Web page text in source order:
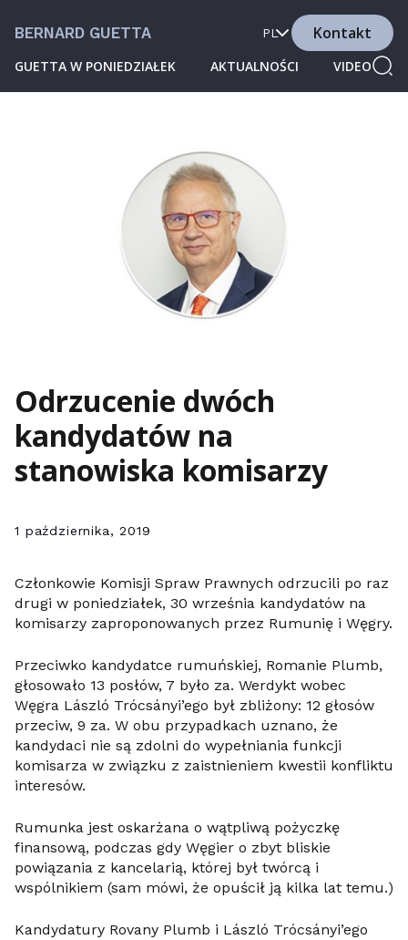
BERNARD GUETTA
GUETTA W PONIEDZIAŁEK AKTUALNOŚCI VIDEO
PL Kontakt
Odrzucenie dwóch
kandydatów na
stanowiska komisarzy
1 października, 2019
Członkowie Komisji Spraw Prawnych odrzucili po raz
drugi w poniedziałek, 30 września kandydatów na
komisarzy zaproponowanych przez Rumunię i Węgry.
Przeciwko kandydatce rumuńskiej, Romanie Plumb,
głosowało 13 posłów, 7 było za. Werdykt wobec
Węgra László Trócsányi’ego był zbliżony: 12 głosów
przeciw, 9 za. W obu przypadkach uznano, że
kandydaci nie są zdolni do wypełniania funkcji
komisarza w związku z zaistnieniem kwestii konfliktu
interesów.
Rumunka jest oskarżana o wątpliwą pożyczkę
finansową, podczas gdy Węgier o zbyt bliskie
powiązania z kancelarią, której był twórcą i
wspólnikiem (sam mówi, że opuścił ją kilka lat temu.)
Kandydatury Rovany Plumb i László Trócsányi’ego